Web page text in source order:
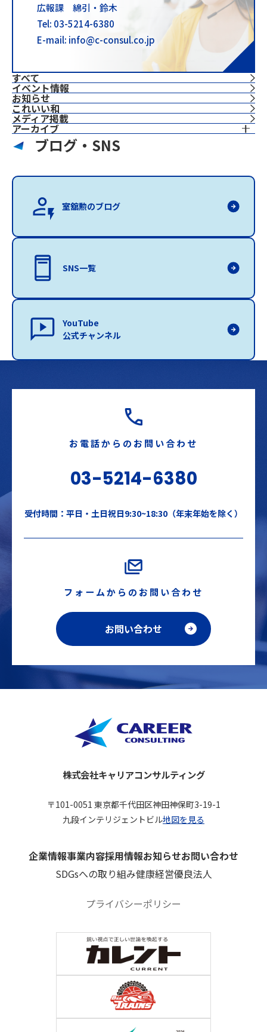
すべて
イベント情報
お知らせ
これいい和
⁨⁩メディア掲載
アーカイブ
広報課 綿引・鈴木
Tel: 03-5214-6380
E-mail: info@c-consul.co.jp
ブログ・SNS
室舘勲のブログ
SNS一覧
YouTube
公式チャンネル
お電話からのお問い合わせ
03-5214-6380
受付時間：平日・土日祝日9:30~18:30（年末年始を除く）
フォームからのお問い合わせ
お問い合わせ
株式会社キャリアコンサルティング
〒101-0051 東京都千代田区神田神保町3-19-1
九段インテリジェントビル地図を見る
企業情報事業内容採用情報お知らせお問い合わせ
SDGsへの取り組み健康経営優良法人
プライバシーポリシー